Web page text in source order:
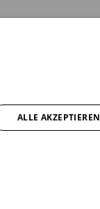
ALLE AKZEPTIEREN